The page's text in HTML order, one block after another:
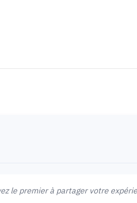
le premier à partager votre